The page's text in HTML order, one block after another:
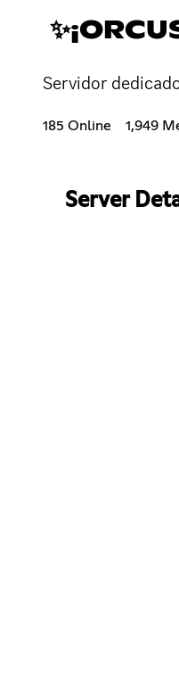
Servidor
185 Online 1,949
Server